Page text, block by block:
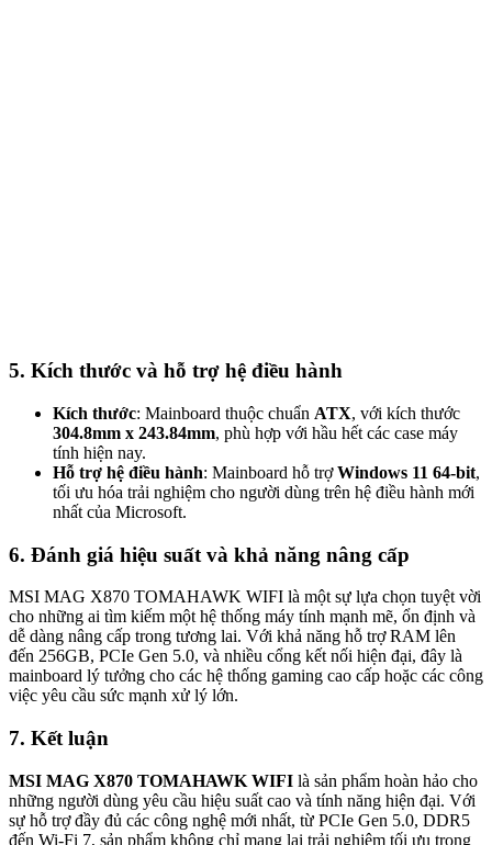
5. Kích thước và hỗ trợ hệ điều hành
Kích thước: Mainboard thuộc chuẩn ATX, với kích thước
304.8mm x 243.84mm, phù hợp với hầu hết các case máy
tính hiện nay.
Hỗ trợ hệ điều hành: Mainboard hỗ trợWindows 11 64-bit,
tối ưu hóa trải nghiệm cho người dùng trên hệ điều hành mới
nhất của Microsoft.
6. Đánh giá hiệu suất và khả năng nâng cấp
MSI MAG X870 TOMAHAWK WIFI là một sự lựa chọn tuyệt vời
cho những ai tìm kiếm một hệ thống máy tính mạnh mẽ, ổn định và
dễ dàng nâng cấp trong tương lai. Với khả năng hỗ trợ RAM lên
đến 256GB, PCIe Gen 5.0, và nhiều cổng kết nối hiện đại, đây là
mainboard lý tưởng cho các hệ thống gaming cao cấp hoặc các công
việc yêu cầu sức mạnh xử lý lớn.
7. Kết luận
MSI MAG X870 TOMAHAWK WIFI là sản phẩm hoàn hảo cho
những người dùng yêu cầu hiệu suất cao và tính năng hiện đại. Với
sự hỗ trợ đầy đủ các công nghệ mới nhất, từ PCIe Gen 5.0, DDR5
đến Wi-Fi 7, sản phẩm không chỉ mang lại trải nghiệm tối ưu trong